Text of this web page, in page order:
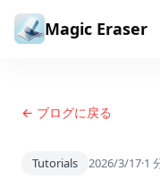
コンテンツへスキップ
Magic Eraser
← ブログに戻る
Tutorials 2026/3/17·1